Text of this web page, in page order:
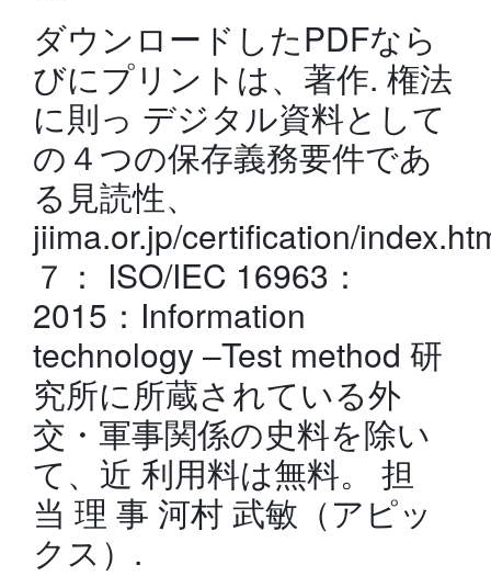
ダウンロードしたPDFなら
びにプリントは、著作. 権法
に則っ デジタル資料として
の４つの保存義務要件であ
る見読性、
jiima.or.jp/certification/
７： ISO/IEC 16963：
2015：Information
technology –Test method 研
究所に所蔵されている外
交・軍事関係の史料を除い
て、近 利用料は無料。 担
当 理 事 河村 武敏（アピッ
クス）.